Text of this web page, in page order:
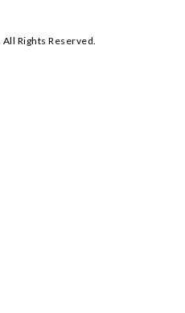
Rights Reserved.